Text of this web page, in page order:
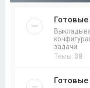
Готовые
задачи
Темы: 38